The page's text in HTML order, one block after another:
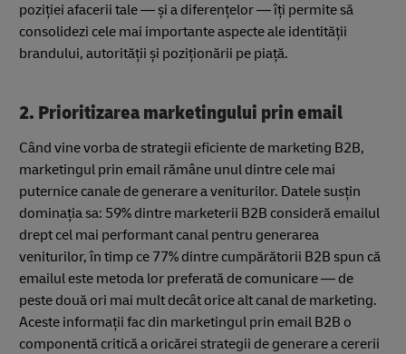
poziției afacerii tale — și a diferențelor — îți permite să
consolidezi cele mai importante aspecte ale identității
brandului, autorității și poziționării pe piață.
2. Prioritizarea marketingului prin email
Când vine vorba de strategii eficiente de marketing B2B,
marketingul prin email rămâne unul dintre cele mai
puternice canale de generare a veniturilor. Datele susțin
dominația sa: 59% dintre marketerii B2B consideră emailul
drept cel mai performant canal pentru generarea
veniturilor, în timp ce 77% dintre cumpărătorii B2B spun că
emailul este metoda lor preferată de comunicare — de
peste două ori mai mult decât orice alt canal de marketing.
Aceste informații fac din marketingul prin email B2B o
componentă critică a oricărei strategii de generare a cererii